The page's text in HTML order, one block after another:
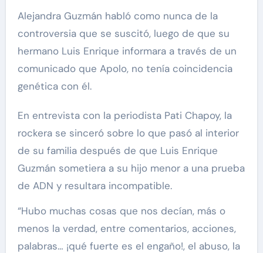
Alejandra Guzmán habló como nunca de la
controversia que se suscitó, luego de que su
hermano Luis Enrique informara a través de un
comunicado que Apolo, no tenía coincidencia
genética con él.
En entrevista con la periodista Pati Chapoy, la
rockera se sinceró sobre lo que pasó al interior
de su familia después de que Luis Enrique
Guzmán sometiera a su hijo menor a una prueba
de ADN y resultara incompatible.
“Hubo muchas cosas que nos decían, más o
menos la verdad, entre comentarios, acciones,
palabras… ¡qué fuerte es el engaño!, el abuso, la